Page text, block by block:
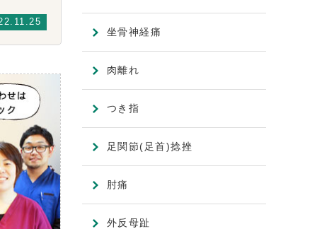
坐骨神経痛
肉離れ
つき指
足関節(足首)捻挫
肘痛
外反母趾